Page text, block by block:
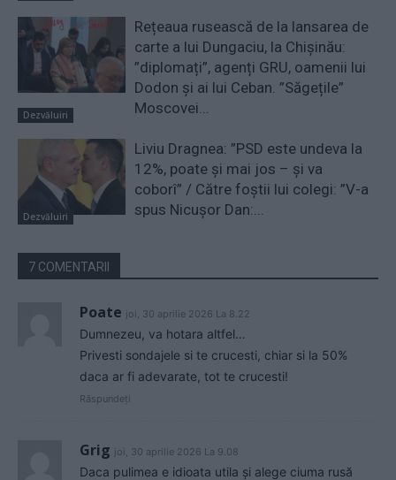
Dezvăluiri
Rețeaua rusească de la lansarea de
carte a lui Dungaciu, la Chișinău:
”diplomați”, agenți GRU, oamenii lui
Dodon și ai lui Ceban. ”Săgețile”
Moscovei...
Dezvăluiri
Liviu Dragnea: ”PSD este undeva la
12%, poate și mai jos – și va
coborî” / Către foștii lui colegi: ”V-a
spus Nicușor Dan:...
7 COMENTARII
Poate joi, 30 aprilie 2026 La 8.22
Dumnezeu, va hotara altfel…
Privesti sondajele si te crucesti, chiar si la 50%
daca ar fi adevarate, tot te crucesti!
Răspundeți
Grig joi, 30 aprilie 2026 La 9.08
Daca pulimea e idioata utila și alege ciuma rusă